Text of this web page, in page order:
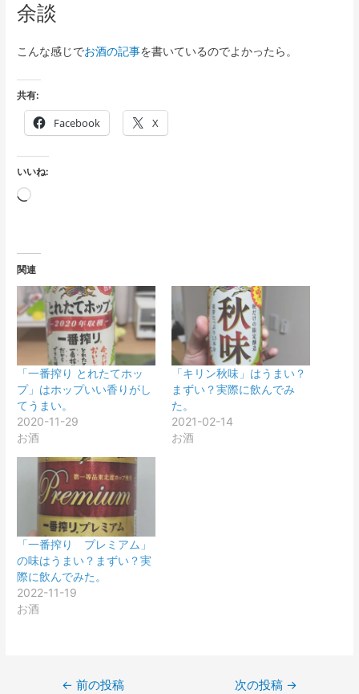
余談
こんな感じでお酒の記事を書いているのでよかったら。
共有:
Facebook X
いいね:
読
み
中…
関連
「一番搾り とれたてホッ
プ」はホップいい香りがし
てうまい。
2020-11-29
お酒
「キリン秋味」はうまい？
まずい？実際に飲んでみ
た。
2021-02-14
お酒
「一番搾り プレミアム」
の味はうまい？まずい？実
際に飲んでみた。
2022-11-19
お酒
← 前の投稿 次の投稿 →